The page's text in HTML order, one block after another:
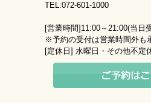
TEL:072-601-1000
[営業時間] 11:00～21:00(当日
※予約の受付は営業時間外も
[定休日] 水曜日・その他不定